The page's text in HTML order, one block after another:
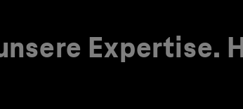
Expertise.